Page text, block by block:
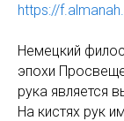
https://
Немецкий
эпохи
рука является
На кистях рук